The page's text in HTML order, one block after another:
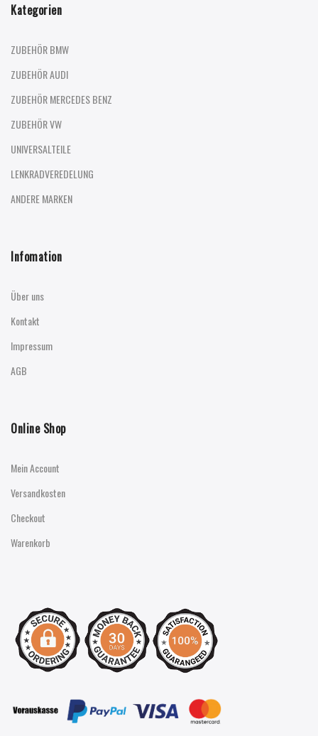
Kategorien
ZUBEHÖR BMW
ZUBEHÖR AUDI
ZUBEHÖR MERCEDES BENZ
ZUBEHÖR VW
UNIVERSALTEILE
LENKRADVEREDELUNG
ANDERE MARKEN
Infomation
Über uns
Kontakt
Impressum
AGB
Online Shop
Mein Account
Versandkosten
Checkout
Warenkorb